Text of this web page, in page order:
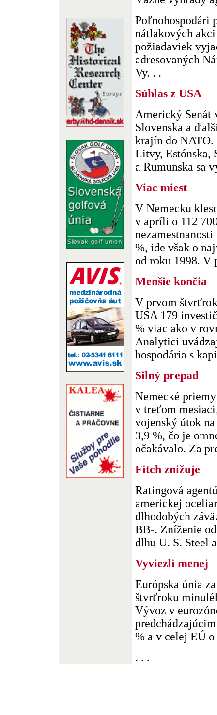
Poľnohospodári
nátlakových
požiadaviek
adresovaných
Vy. . .
Súhlas z USA
Americký Senát
Slovenska a
krajín do
Litvy, Estónska,
a Rumunska sa
Viac miest
V Nemecku
v apríli o 112
%, ide však o
od roku 1998. V
Menšie končia
V prvom
USA 179
% viac ako v
Analytici
hospodária s
Silný prepad
Nemecké
v treťom
vojenský útok
3,9 %, čo je
očakávalo. Za
Fitch znižuje
Ratingová
americkej
dlhodobých
BB-. Zníženie
dlhu U. S. Steel
Vyviezli menej
Európska únia
štvrťroku
Vývoz v
% a v celej EÚ
. . .